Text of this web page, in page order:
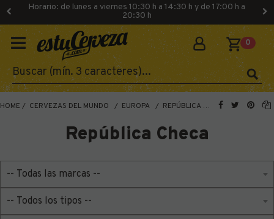
Horario: de lunes a viernes 10:30 h a 14:30 h y de 17:00 h a
20:30 h
0
HOME CERVEZAS DEL MUNDO EUROPA REPÚBLICA CHECA
República Checa